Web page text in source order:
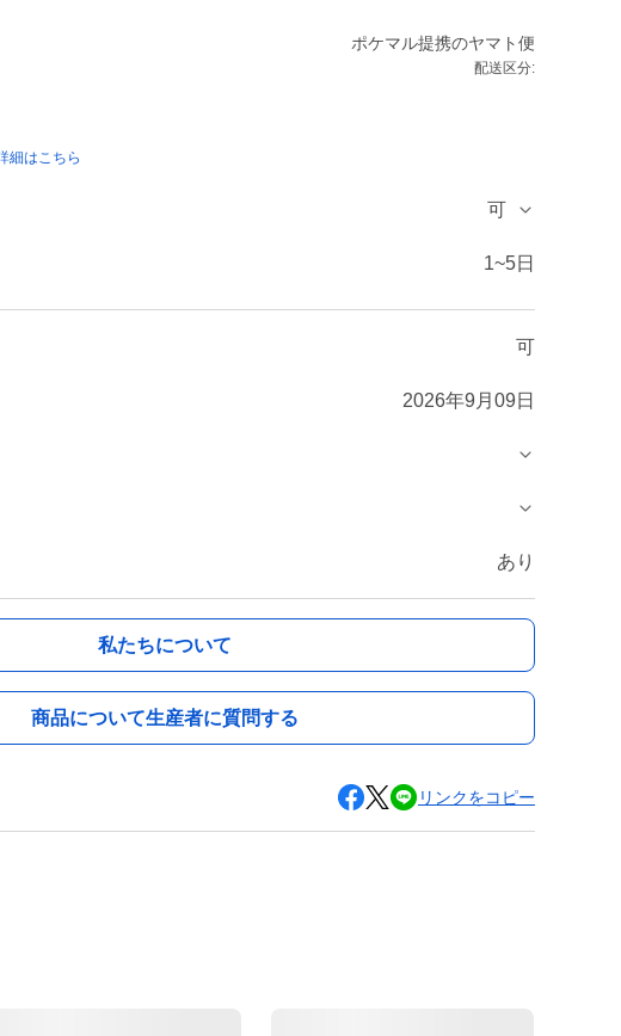
ポケマル提携のヤマト便
配送区分:
細はこちら
可
1~5日
可
2026年9月09日
あり
私たちについて
商品について生産者に質問する
リンクをコピー